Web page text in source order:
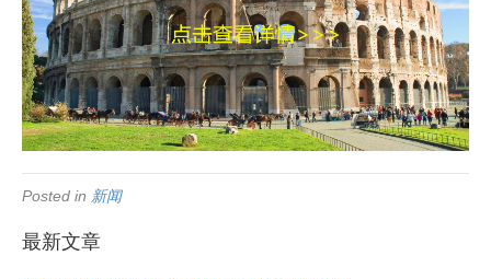
Posted in 新闻
最新文章